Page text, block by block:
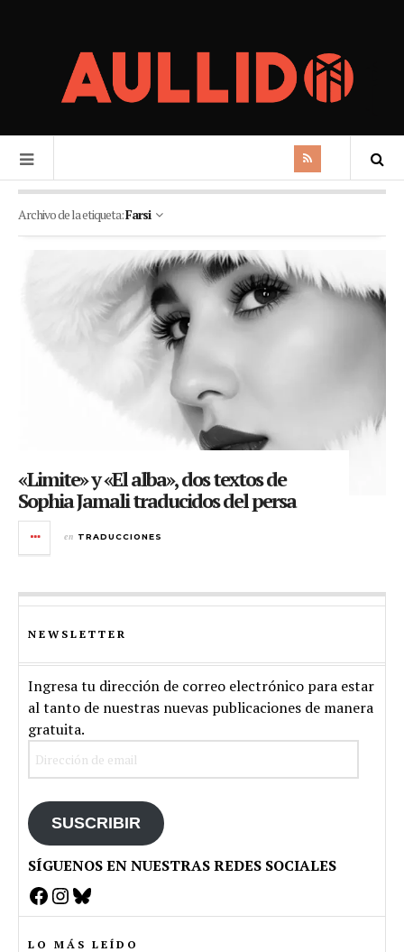
Archivo de la etiqueta:Farsi
«Limite» y «El alba», dos textos de
Sophia Jamali traducidos del persa
en TRADUCCIONES
NEWSLETTER
Ingresa tu dirección de correo electrónico para estar
al tanto de nuestras nuevas publicaciones de manera
gratuita.
SUSCRIBIR
SÍGUENOS EN NUESTRAS REDES SOCIALES
Facebook
Instagram
Bluesky
LO MÁS LEÍDO